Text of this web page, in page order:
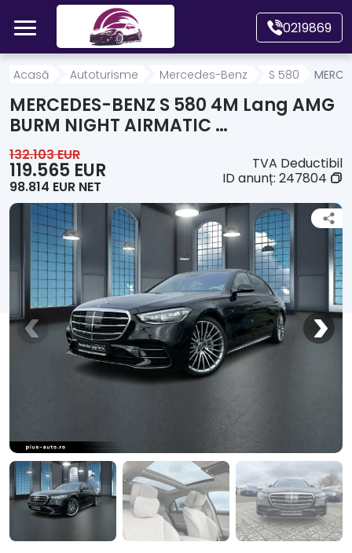
Mergi direct la conținutul principal
0219869
Acasă
Autoturisme
Motociclete
Autoutilitare
Alte tipuri vehicule
Despre Noi
Contact
Acasă Autoturisme Mercedes-Benz S 580
MERCEDES-BENZ S 580 4M Lang AMG
BURM NIGHT AIRMATIC …
132.103 EUR
119.565 EUR
98.814 EUR NET
TVA Deductibil
ID anunț: 247804